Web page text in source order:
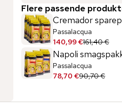
Flere passende
Cremador
Passalacqua
140,99 €161,40 €
Napoli
Passalacqua
78,70 €90,70 €